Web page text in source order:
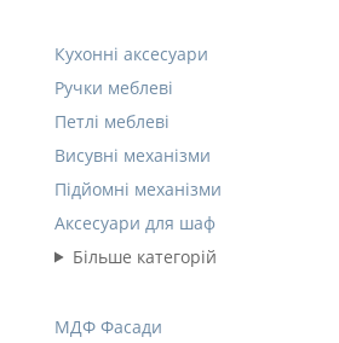
Кухонні аксесуари
Ручки меблеві
Петлі меблеві
Висувні механізми
Підйомні механізми
Аксесуари для шаф
Більше категорій
МДФ Фасади